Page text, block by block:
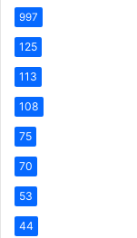
997
125
113
108
75
70
53
44